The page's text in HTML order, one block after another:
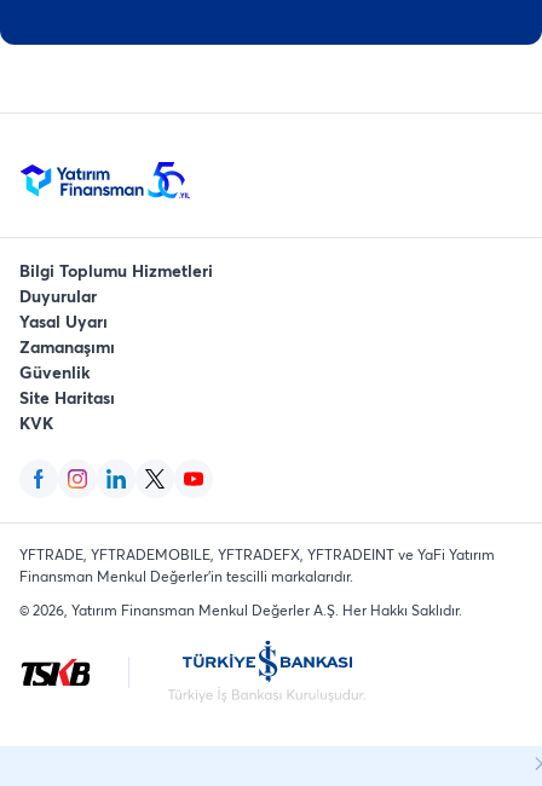
Bilgi Toplumu Hizmetleri
Duyurular
Yasal Uyarı
Zamanaşımı
Güvenlik
Site Haritası
KVK
YFTRADE, YFTRADEMOBILE, YFTRADEFX, YFTRADEINT ve YaFi Yatırım
Finansman Menkul Değerler'in tescilli markalarıdır.
©2026 , Yatırım Finansman Menkul Değerler A.Ş. Her Hakkı Saklıdır.